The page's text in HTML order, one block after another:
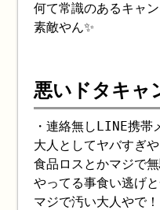
何て常識のあるキャン
素敵やん✨
悪いドタキャ
・連絡無しLINE携帯
大人としてヤバすぎ
食品ロスとかマジで
やってる事食い逃げ
マジで汚い大人やで！